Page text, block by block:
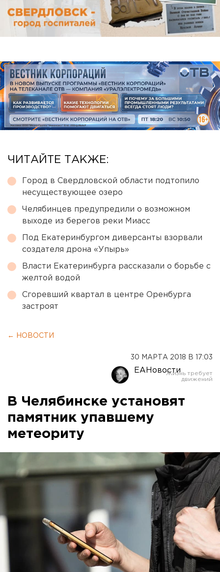
ЧИТАЙТЕ ТАКЖЕ:
Город в Свердловской области подтопило
несуществующее озеро
Челябинцев предупредили о возможном
выходе из берегов реки Миасс
Под Екатеринбургом диверсанты взорвали
создателя дрона «Упырь»
Власти Екатеринбурга рассказали о борьбе с
желтой водой
Сгоревший квартал в центре Оренбурга
застроят
← НОВОСТИ
30 МАРТА 2018 В 17:03
ЕАНовости
В Челябинске установят
памятник упавшему
метеориту